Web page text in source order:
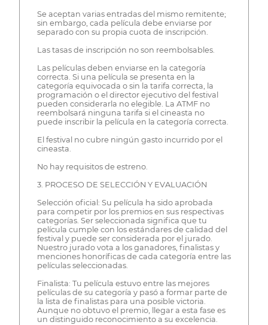
Se aceptan varias entradas del mismo remitente;
sin embargo, cada película debe enviarse por
separado con su propia cuota de inscripción.
Las tasas de inscripción no son reembolsables.
Las películas deben enviarse en la categoría
correcta. Si una película se presenta en la
categoría equivocada o sin la tarifa correcta, la
programación o el director ejecutivo del festival
pueden considerarla no elegible. La ATMF no
reembolsará ninguna tarifa si el cineasta no
puede inscribir la película en la categoría correcta.
El festival no cubre ningún gasto incurrido por el
cineasta.
No hay requisitos de estreno.
3. PROCESO DE SELECCIÓN Y EVALUACIÓN
Selección oficial: Su película ha sido aprobada
para competir por los premios en sus respectivas
categorías. Ser seleccionada significa que tu
película cumple con los estándares de calidad del
festival y puede ser considerada por el jurado.
Nuestro jurado vota a los ganadores, finalistas y
menciones honoríficas de cada categoría entre las
películas seleccionadas.
Finalista: Tu película estuvo entre las mejores
películas de su categoría y pasó a formar parte de
la lista de finalistas para una posible victoria.
Aunque no obtuvo el premio, llegar a esta fase es
un distinguido reconocimiento a su excelencia.